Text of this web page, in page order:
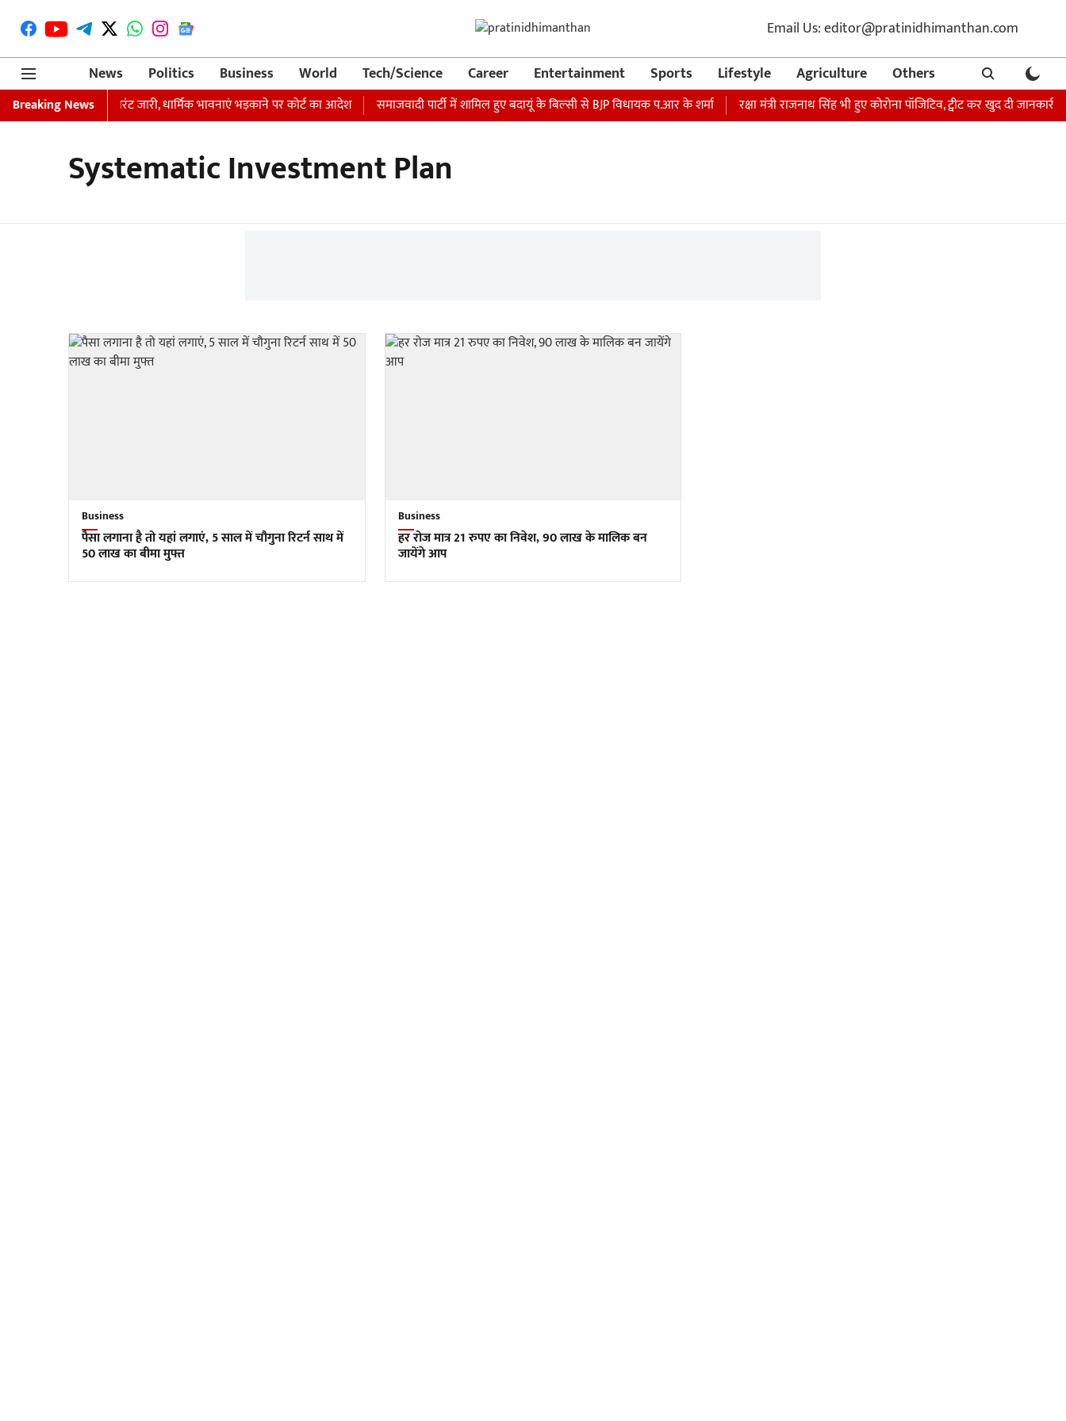
Email Us: editor@pratinidhimanthan.com
News
Politics Business World Tech/Science Career Entertainment Sports Lifestyle Agriculture Others
Breaking News
की गिरफ्तारी का वारंट जारी, धार्मिक भावनाएं भड़काने पर कोर्ट का आदेश समाजवादी पार्टी में शामिल हुए बदायूं के बिल्सी से BJP विधायक प.आर के शर्मा रक्षा मंत्री राजनाथ सिंह भी हुए कोरोना पॉजिटिव, ट्वीट कर खुद दी जानकारी
Systematic Investment Plan
Business
पैसा लगाना है तो यहां लगाएं, 5 साल में चौगुना रिटर्न साथ में
50 लाख का बीमा मुफ्त
Business
हर रोज मात्र 21 रुपए का निवेश, 90 लाख के मालिक बन
जायेंगे आप